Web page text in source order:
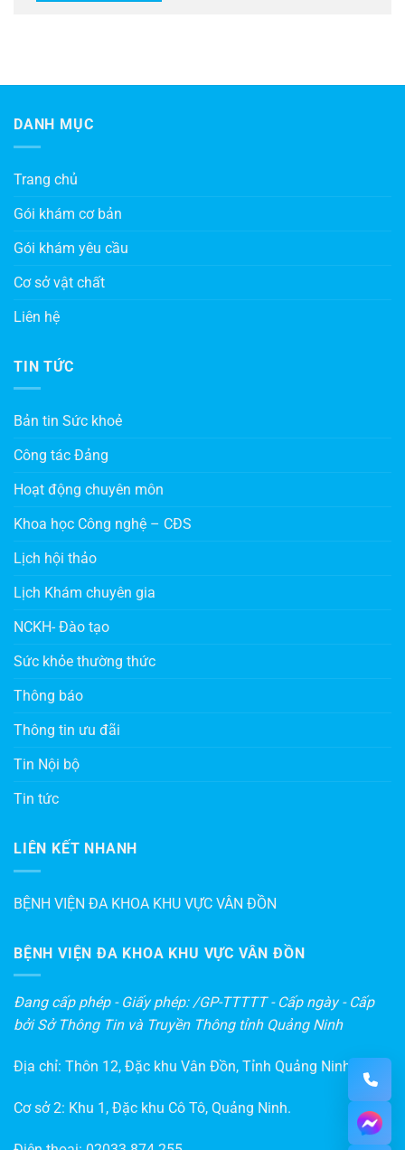
DANH MỤC
Trang chủ
Gói khám cơ bản
Gói khám yêu cầu
Cơ sở vật chất
Liên hệ
TIN TỨC
Bản tin Sức khoẻ
Công tác Đảng
Hoạt động chuyên môn
Khoa học Công nghệ – CĐS
Lịch hội thảo
Lịch Khám chuyên gia
NCKH- Đào tạo
Sức khỏe thường thức
Thông báo
Thông tin ưu đãi
Tin Nội bộ
Tin tức
LIÊN KẾT NHANH
BỆNH VIỆN ĐA KHOA KHU VỰC VÂN ĐỒN
BỆNH VIỆN ĐA KHOA KHU VỰC VÂN ĐỒN
Đang cấp phép - Giấy phép: /GP-TTTTT - Cấp ngày - Cấp
bởi Sở Thông Tin và Truyền Thông tỉnh Quảng Ninh
Địa chỉ: Thôn 12, Đặc khu Vân Đồn, Tỉnh Quảng Ninh
Cơ sở 2: Khu 1, Đặc khu Cô Tô, Quảng Ninh.